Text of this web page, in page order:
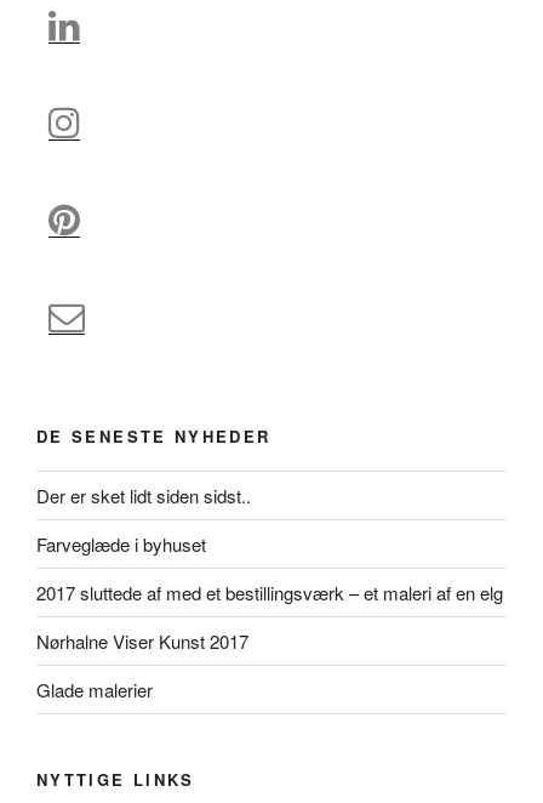
DE SENESTE NYHEDER
Der er sket lidt siden sidst..
Farveglæde i byhuset
2017 sluttede af med et bestillingsværk – et maleri af en elg
Nørhalne Viser Kunst 2017
Glade malerier
NYTTIGE LINKS